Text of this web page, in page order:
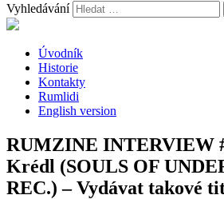
Vyhledávání
Úvodník
Historie
Kontakty
Rumlidi
English version
RUMZINE INTERVIEW
Krédl (SOULS OF
REC.) – Vydávat takové